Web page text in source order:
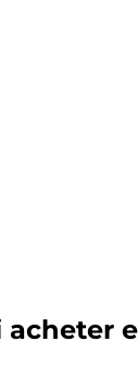
acheter